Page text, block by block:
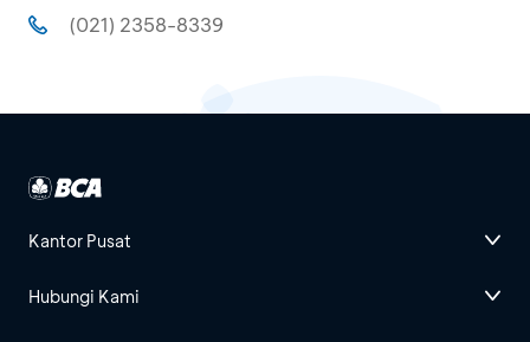
(021) 2358-8339
Kantor Pusat
Hubungi Kami